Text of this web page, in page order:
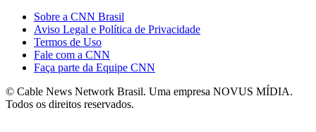
Sobre a CNN Brasil
Aviso Legal e Política de Privacidade
Termos de Uso
Fale com a CNN
Faça parte da Equipe CNN
© Cable News Network Brasil. Uma empresa NOVUS MÍDIA.
Todos os direitos reservados.